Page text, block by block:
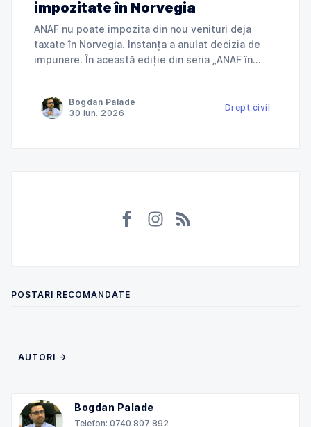
impozitate în Norvegia
ANAF nu poate impozita din nou venituri deja
taxate în Norvegia. Instanța a anulat decizia de
impunere. În această ediție din seria „ANAF în
încerca să taxeze în România venituri deja
impozitate în Norvegia și ce
Bogdan Palade
30 iun. 2026
Drept civil
POSTARI RECOMANDATE
AUTORI →
Bogdan Palade
Telefon: 0740 807 892